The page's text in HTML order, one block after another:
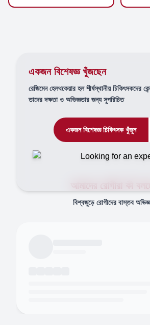
একজন বিশেষজ্ঞ খুঁজছেন
রেজিমেন হেলথকেয়ার হল শীর্ষস্থানীয় চিকিৎসকদের
তাদের দক্ষতা ও অভিজ্ঞতার জন্য সুপরিচিত
একজন বিশেষজ্ঞ চিকিৎসক খুঁজুন
আমাদের রোগীরা কী
বিশ্বজুড়ে রোগীদের বাস্তব